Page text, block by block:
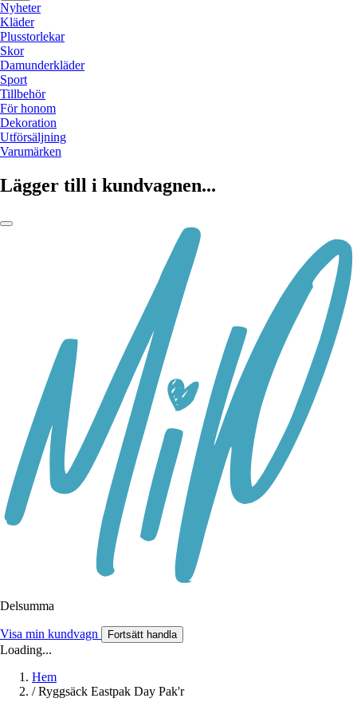
Nyheter
Kläder
Plusstorlekar
Skor
Damunderkläder
Sport
Tillbehör
För honom
Dekoration
Utförsäljning
Varumärken
Lägger till i kundvagnen...
Delsumma
Visa min kundvagn Fortsätt handla
Loading...
Hem
/ Ryggsäck Eastpak Day Pak'r